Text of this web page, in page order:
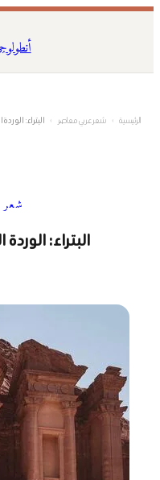
المحتوى
الرئيسية › شعر عربي معاصر › البتراء:
البتراء: